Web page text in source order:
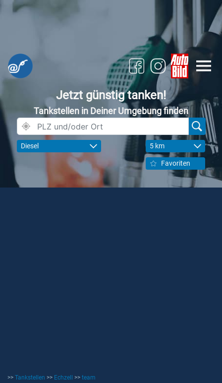
Jetzt günstig tanken!
Tankstellen in Deiner Umgebung finden
Diesel 5 km
Favoriten
>> Tankstellen >> Echzell >> team